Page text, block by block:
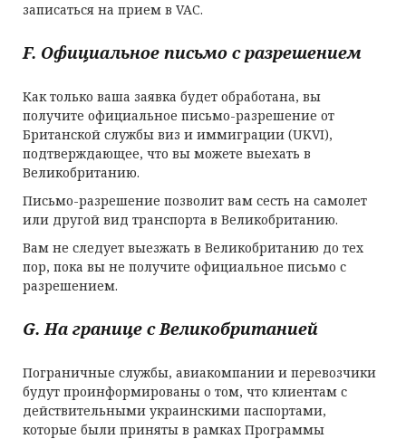
записаться на прием в VAC.
F. Официальное письмо с разрешением
Как только ваша заявка будет обработана, вы
получите официальное письмо-разрешение от
Британской службы виз и иммиграции (UKVI),
подтверждающее, что вы можете выехать в
Великобританию.
Письмо-разрешение позволит вам сесть на самолет
или другой вид транспорта в Великобританию.
Вам не следует выезжать в Великобританию до тех
пор, пока вы не получите официальное письмо с
разрешением.
G. На границе с Великобританией
Пограничные службы, авиакомпании и перевозчики
будут проинформированы о том, что клиентам с
действительными украинскими паспортами,
которые были приняты в рамках Программы